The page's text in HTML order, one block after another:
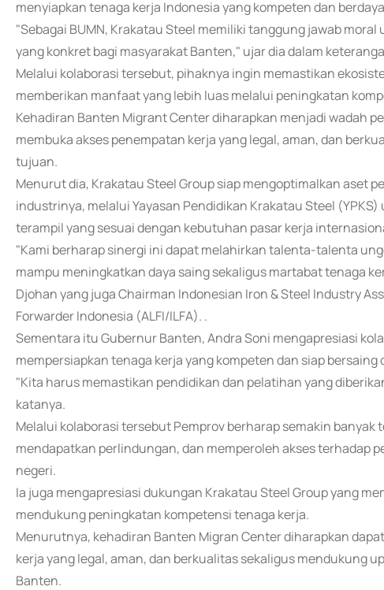
menyiapkan tenaga kerja Indonesia yang kompeten dan
"Sebagai BUMN, Krakatau Steel memiliki tanggung jawab
yang konkret bagi masyarakat Banten," ujar dia dalam
Melalui kolaborasi tersebut, pihaknya ingin memastikan
memberikan manfaat yang lebih luas melalui peningkatan
Kehadiran Banten Migrant Center diharapkan menjadi wadah
membuka akses penempatan kerja yang legal, aman, dan
tujuan.
Menurut dia, Krakatau Steel Group siap mengoptimalkan aset
industrinya, melalui Yayasan Pendidikan Krakatau Steel
terampil yang sesuai dengan kebutuhan pasar kerja
"Kami berharap sinergi ini dapat melahirkan talenta-talenta
mampu meningkatkan daya saing sekaligus martabat tenaga
Djohan yang juga Chairman Indonesian Iron & Steel Industry
Forwarder Indonesia (ALFI/ILFA). .
Sementara itu Gubernur Banten, Andra Soni mengapresiasi
mempersiapkan tenaga kerja yang kompeten dan siap bersaing
"Kita harus memastikan pendidikan dan pelatihan yang
katanya.
Melalui kolaborasi tersebut Pemprov berharap semakin
mendapatkan perlindungan, dan memperoleh akses terhadap
negeri.
Ia juga mengapresiasi dukungan Krakatau Steel Group yang
mendukung peningkatan kompetensi tenaga kerja.
Menurutnya, kehadiran Banten Migran Center diharapkan
kerja yang legal, aman, dan berkualitas sekaligus mendukung
Banten.